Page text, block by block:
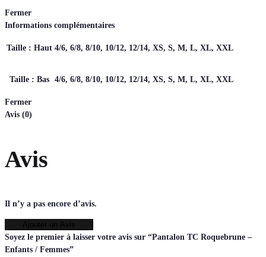
Fermer
Informations complémentaires
Taille : Haut 4/6, 6/8, 8/10, 10/12, 12/14, XS, S, M, L, XL, XXL
Taille : Bas 4/6, 6/8, 8/10, 10/12, 12/14, XS, S, M, L, XL, XXL
Fermer
Avis (0)
Avis
Il n’y a pas encore d’avis.
Soyez le premier à laisser votre avis sur “Pantalon TC Roquebrune –
Enfants / Femmes”